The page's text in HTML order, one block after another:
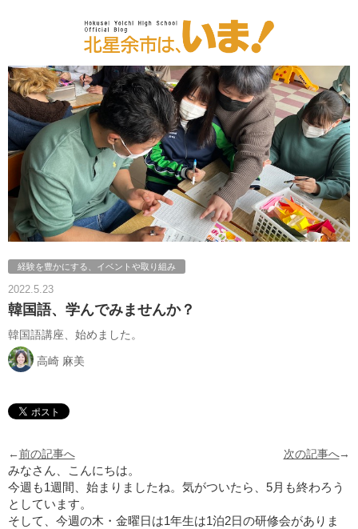
経験を豊かにする、イベントや取り組み
2022.5.23
韓国語、学んでみませんか？
韓国語講座、始めました。
高崎 麻美
←前の記事へ 次の記事へ→
みなさん、こんにちは。
今週も1週間、始まりましたね。気がついたら、5月も終わろう
としています。
そして、今週の木・金曜日は1年生は1泊2日の研修会がありま